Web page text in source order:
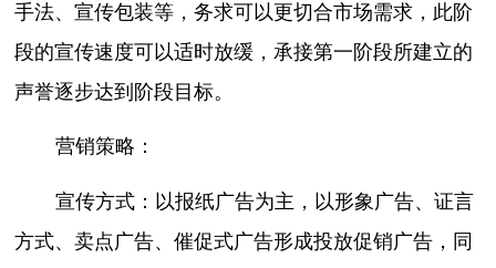
手法、宣传包装等，务求可以更切合市场需求，此阶
段的宣传速度可以适时放缓，承接第一阶段所建立的
声誉逐步达到阶段目标。
营销策略：
宣传方式：以报纸广告为主，以形象广告、证言
方式、卖点广告、催促式广告形成投放促销广告，同